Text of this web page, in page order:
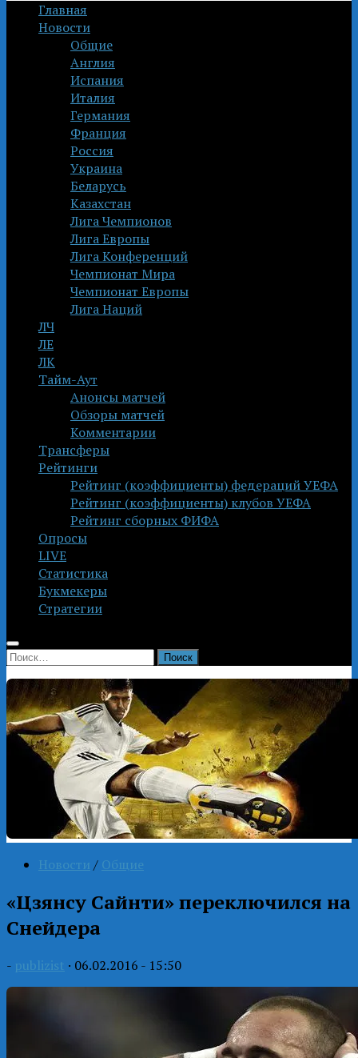
Главная
Новости
Общие
Англия
Испания
Италия
Германия
Франция
Россия
Украина
Беларусь
Казахстан
Лига Чемпионов
Лига Европы
Лига Конференций
Чемпионат Мира
Чемпионат Европы
Лига Наций
ЛЧ
ЛЕ
ЛК
Тайм-Аут
Анонсы матчей
Обзоры матчей
Комментарии
Трансферы
Рейтинги
Рейтинг (коэффициенты) федераций УЕФА
Рейтинг (коэффициенты) клубов УЕФА
Рейтинг сборных ФИФА
Опросы
LIVE
Статистика
Букмекеры
Стратегии
Найти:
Новости / Общие
«Цзянсу Сайнти» переключился на
Снейдера
- publizist · 06.02.2016 - 15:50